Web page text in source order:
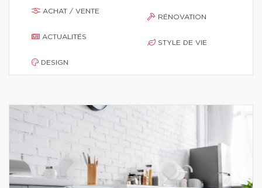
ACHAT / VENTE
ACTUALITÉS
DESIGN
RÉNOVATION
STYLE DE VIE